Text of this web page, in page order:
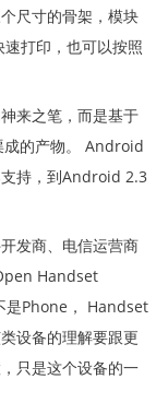
尺寸的骨架，模块
打印，也可以按照
来之笔，而是基于
成的产物。 Android
持，到Android 2.3
发商、电信运营商
Handset
是Phone， Handset
设备的理解要跟更
只是这个设备的一